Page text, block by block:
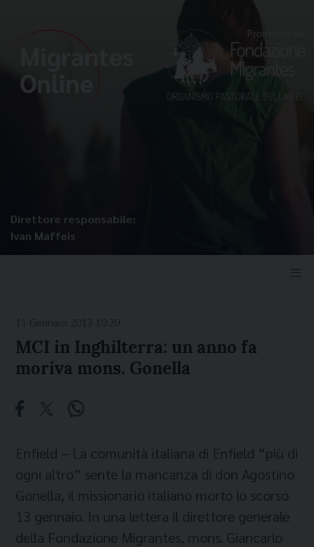
Direttore responsabile:
Ivan Maffeis
MCI in Inghilterra: un anno fa
moriva mons. Gonella
Enfield – La comunità italiana di Enfield “più di
ogni altro” sente la mancanza di don Agostino
Gonella, il missionario italiano morto lo scorso
13 gennaio. In una lettera il direttore generale
della Fondazione Migrantes, mons. Giancarlo